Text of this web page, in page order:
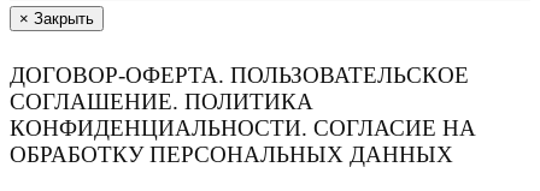
× Закрыть
ДОГОВОР-ОФЕРТА. ПОЛЬЗОВАТЕЛЬСКОЕ
СОГЛАШЕНИЕ. ПОЛИТИКА
КОНФИДЕНЦИАЛЬНОСТИ. СОГЛАСИЕ НА
ОБРАБОТКУ ПЕРСОНАЛЬНЫХ ДАННЫХ